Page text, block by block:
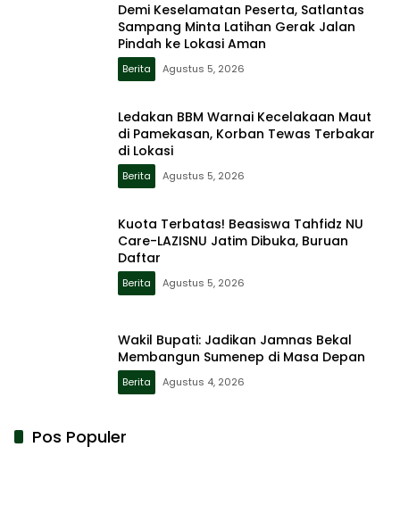
Demi Keselamatan Peserta, Satlantas
Sampang Minta Latihan Gerak Jalan
Pindah ke Lokasi Aman
Berita Agustus 5, 2026
Ledakan BBM Warnai Kecelakaan Maut
di Pamekasan, Korban Tewas Terbakar
di Lokasi
Berita Agustus 5, 2026
Kuota Terbatas! Beasiswa Tahfidz NU
Care-LAZISNU Jatim Dibuka, Buruan
Daftar
Berita Agustus 5, 2026
Wakil Bupati: Jadikan Jamnas Bekal
Membangun Sumenep di Masa Depan
Berita Agustus 4, 2026
Pos Populer